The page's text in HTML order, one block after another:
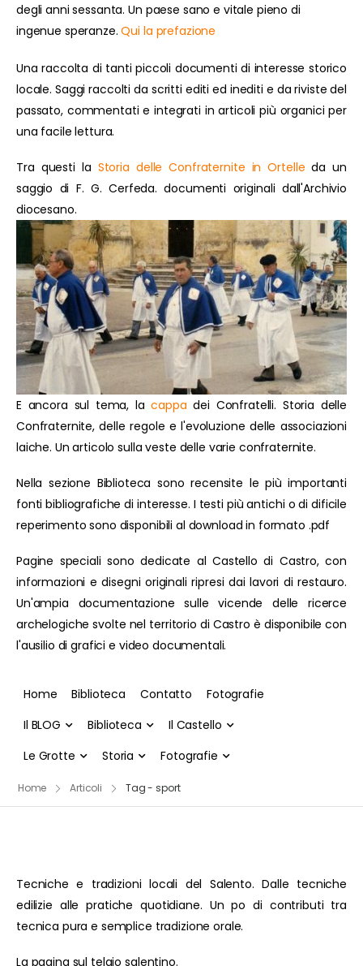
degli anni sessanta. Un paese sano e vitale pieno di
ingenue speranze.Qui la prefazione
Una raccolta di tanti piccoli documenti di interesse storico
locale. Saggi raccolti da scritti editi ed inediti e da riviste del
passato, commentati e integrati in articoli più organici per
una facile lettura.
Tra questi la Storia delle Confraternite in Ortelle da un
saggio di F. G. Cerfeda. documenti originali dall'Archivio
diocesano.
E ancora sul tema, lacappa dei Confratelli. Storia delle
Confraternite, delle regole e l'evoluzione delle associazioni
laiche. Un articolo sulla veste delle varie confraternite.
Nella sezione Biblioteca sono recensite le più importanti
fonti bibliografiche di interesse. I testi più antichi o di dificile
reperimento sono disponibili al download in formato .pdf
Pagine speciali sono dedicate al Castello di Castro, con
informazioni e disegni originali ripresi dai lavori di restauro.
Un'ampia documentazione sulle vicende delle ricerce
archelogiche svolte nel territorio di Castro è disponibile con
l'ausilio di grafici e video documentali.
Home Biblioteca Contatto
Fotografie
Il BLOG
Biblioteca
Il Castello
Le Grotte
Storia Fotografie
Home Articoli Tag - sport
Tecniche e tradizioni locali del Salento. Dalle tecniche
edilizie alle pratiche quotidiane. Un po di contributi tra
tecnica pura e semplice tradizione orale.
La pagina sul telaio salentino.